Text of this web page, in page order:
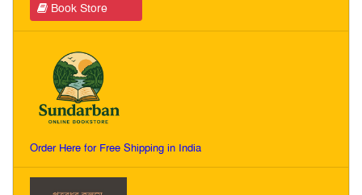
Book Store
Order Here for Free Shipping in India